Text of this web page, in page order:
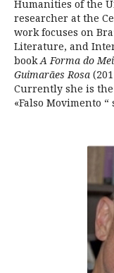
Humanities of the
researcher at the
work focuses on
Literature, and
bookA Forma do
Guimarães Rosa
Currently she is
«Falso Movimento